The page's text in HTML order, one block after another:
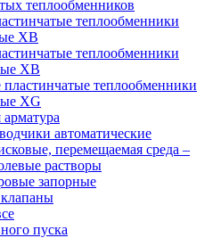
теплообменников
теплообменники
XB
теплообменники
ХВ
пластинчатые теплообменники
ХG
автоматические
перемещаемая среда –
растворы
запорные
пуска